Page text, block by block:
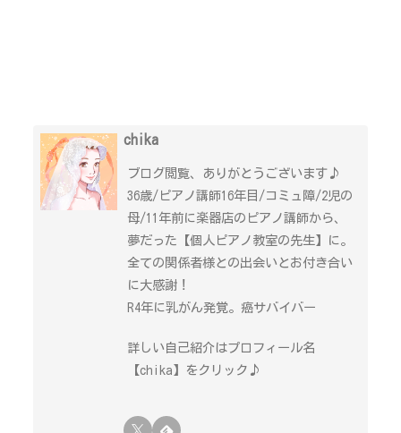
chika
ブログ閲覧、ありがとうございます♪
36歳/ピアノ講師16年目/コミュ障/2児の
母/11年前に楽器店のピアノ講師から、
夢だった【個人ピアノ教室の先生】に。
全ての関係者様との出会いとお付き合い
に大感謝！
R4年に乳がん発覚。癌サバイバー
詳しい自己紹介はプロフィール名
【chika】をクリック♪